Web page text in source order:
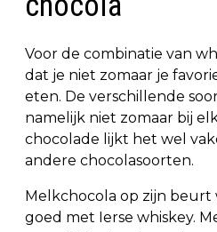
Voor de combinatie van
dat je niet zomaar je
eten. De verschillende
namelijk niet zomaar bij
chocolade lijkt het wel
andere chocolasoorten.
Melkchocola op zijn beurt
goed met Ierse whiskey.